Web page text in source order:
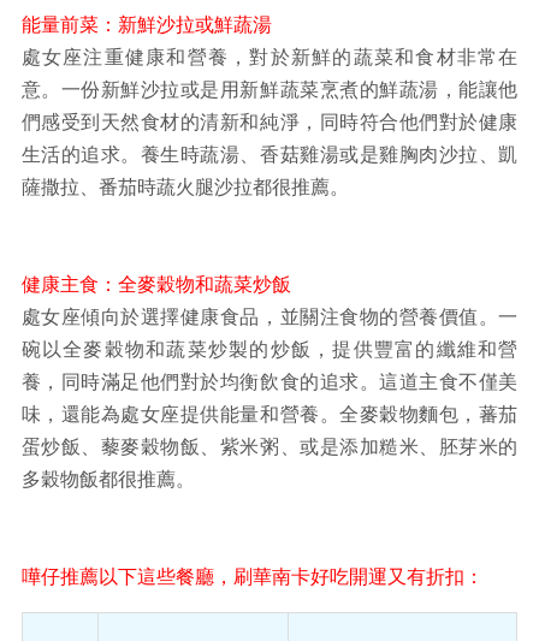
能量前菜：新鮮沙拉或鮮蔬湯
處女座注重健康和營養，對於新鮮的蔬菜和食材非常在
意。一份新鮮沙拉或是用新鮮蔬菜烹煮的鮮蔬湯，能讓他
們感受到天然食材的清新和純淨，同時符合他們對於健康
生活的追求。養生時蔬湯、香菇雞湯或是雞胸肉沙拉、凱
薩撒拉、番茄時蔬火腿沙拉都很推薦。
健康主食：全麥穀物和蔬菜炒飯
處女座傾向於選擇健康食品，並關注食物的營養價值。一
碗以全麥穀物和蔬菜炒製的炒飯，提供豐富的纖維和營
養，同時滿足他們對於均衡飲食的追求。這道主食不僅美
味，還能為處女座提供能量和營養。全麥穀物麵包，蕃茄
蛋炒飯、藜麥穀物飯、紫米粥、或是添加糙米、胚芽米的
多穀物飯都很推薦。
嘩仔推薦以下這些餐廳，刷華南卡好吃開運又有折扣：